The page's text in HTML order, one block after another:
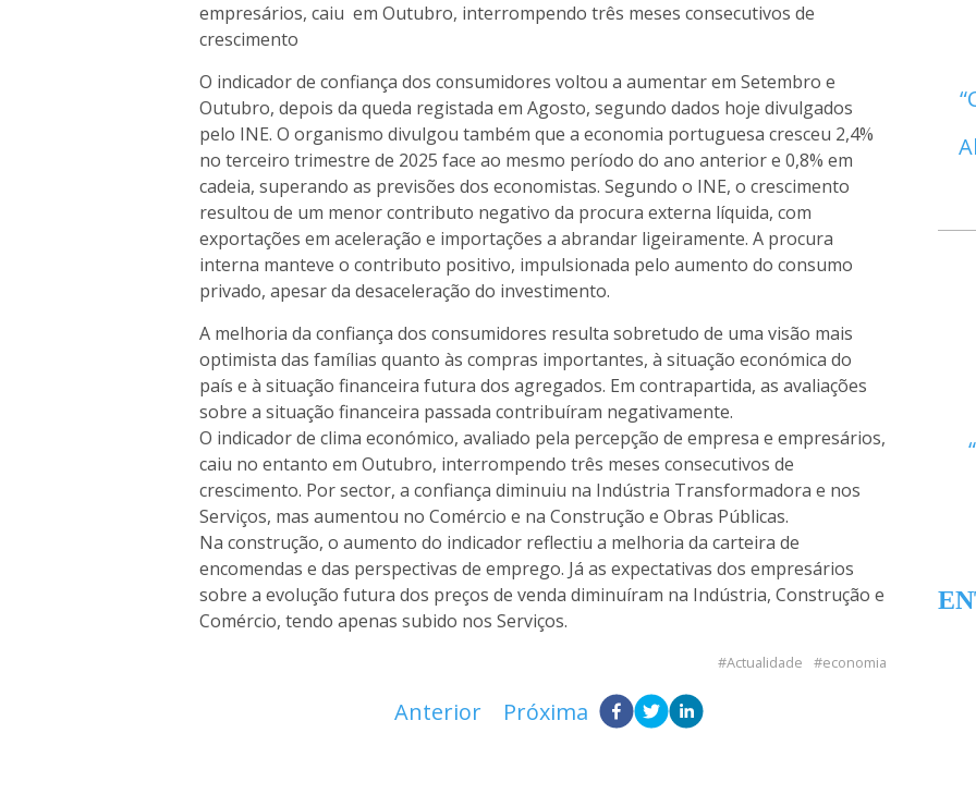
empresários, caiu em Outubro, interrompendo três meses consecutivos de
crescimento
O indicador de confiança dos consumidores voltou a aumentar em Setembro e
Outubro, depois da queda registada em Agosto, segundo dados hoje divulgados
pelo INE. O organismo divulgou também que a economia portuguesa cresceu 2,4%
no terceiro trimestre de 2025 face ao mesmo período do ano anterior e 0,8% em
cadeia, superando as previsões dos economistas. Segundo o INE, o crescimento
resultou de um menor contributo negativo da procura externa líquida, com
exportações em aceleração e importações a abrandar ligeiramente. A procura
interna manteve o contributo positivo, impulsionada pelo aumento do consumo
privado, apesar da desaceleração do investimento.
A melhoria da confiança dos consumidores resulta sobretudo de uma visão mais
optimista das famílias quanto às compras importantes, à situação económica do
país e à situação financeira futura dos agregados. Em contrapartida, as avaliações
sobre a situação financeira passada contribuíram negativamente.
O indicador de clima económico, avaliado pela percepção de empresa e empresários,
caiu no entanto em Outubro, interrompendo três meses consecutivos de
crescimento. Por sector, a confiança diminuiu na Indústria Transformadora e nos
Serviços, mas aumentou no Comércio e na Construção e Obras Públicas.
Na construção, o aumento do indicador reflectiu a melhoria da carteira de
encomendas e das perspectivas de emprego. Já as expectativas dos empresários
sobre a evolução futura dos preços de venda diminuíram na Indústria, Construção e
Comércio, tendo apenas subido nos Serviços.
Actualidade economia
Anterior Próxima